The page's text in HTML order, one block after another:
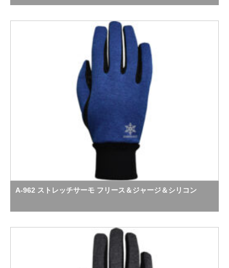
A-962 ストレッチサーモ フリース＆ジャージ＆シリコン